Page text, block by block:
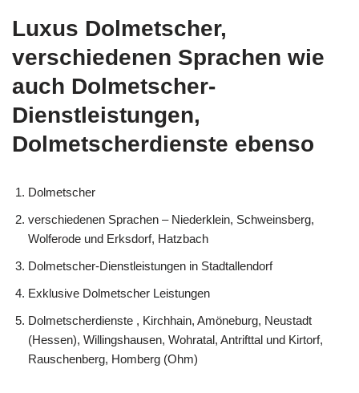
Luxus Dolmetscher,
verschiedenen Sprachen wie
auch Dolmetscher-
Dienstleistungen,
Dolmetscherdienste ebenso
Dolmetscher
verschiedenen Sprachen – Niederklein, Schweinsberg,
Wolferode und Erksdorf, Hatzbach
Dolmetscher-Dienstleistungen in Stadtallendorf
Exklusive Dolmetscher Leistungen
Dolmetscherdienste , Kirchhain, Amöneburg, Neustadt
(Hessen), Willingshausen, Wohratal, Antrifttal und Kirtorf,
Rauschenberg, Homberg (Ohm)